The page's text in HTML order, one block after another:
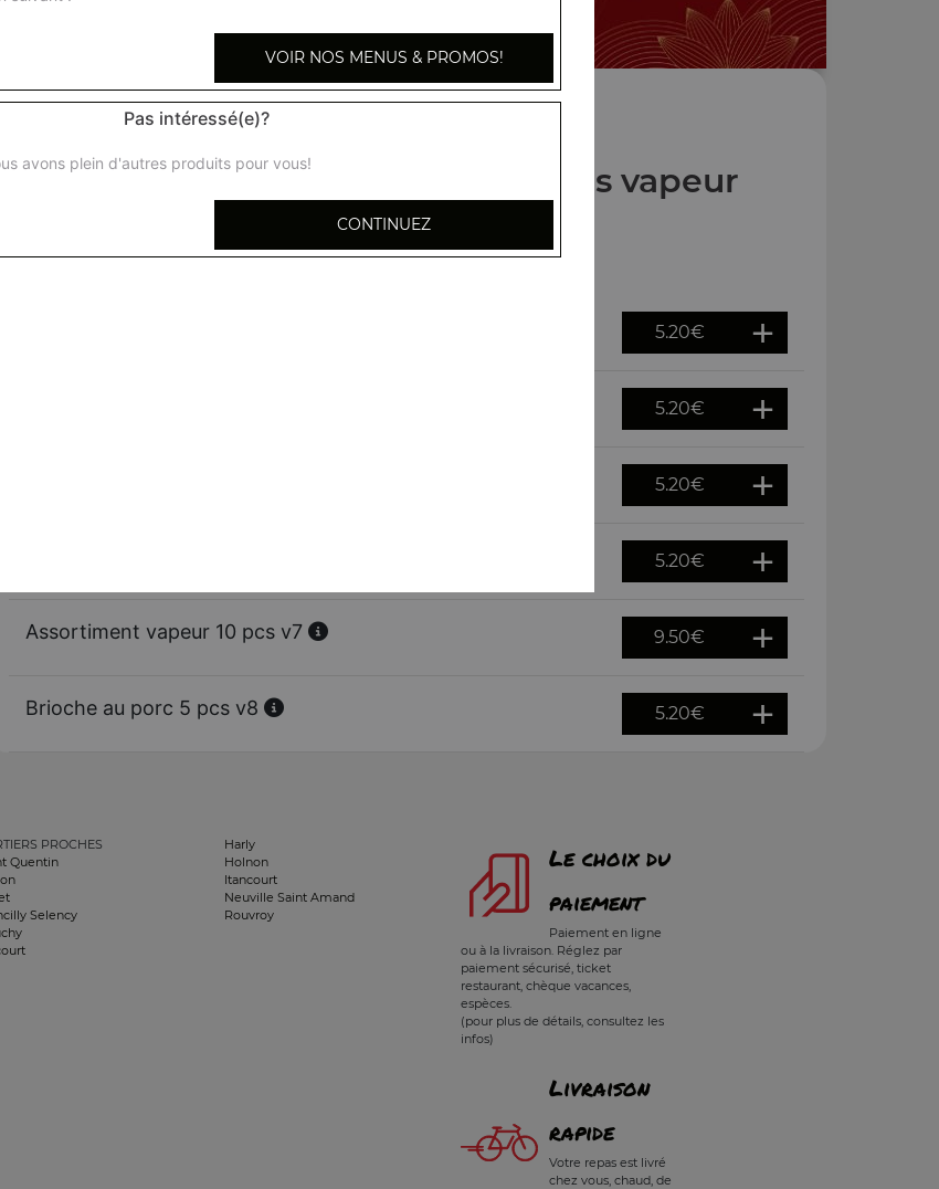
Nos Spécialités vapeur
5.20€
5.20€
5.20€
5.20€
Assortiment vapeur 10 pcs v7 9.50€
Brioche au porc 5 pcs v8 5.20€
PROCHES
Quentin
Selency
Harly
Holnon
Itancourt
Neuville Saint Amand
Rouvroy
Le choix du
paiement
Paiement en ligne
ou à la livraison. Réglez par
paiement sécurisé, ticket
restaurant, chèque vacances,
espèces.
(pour plus de détails, consultez les
infos)
Livraison
rapide
Votre repas est livré
chez vous, chaud, de
VOIR NOS MENUS & PROMOS!
Pas intéressé(e)?
avons plein d'autres produits pour vous!
CONTINUEZ